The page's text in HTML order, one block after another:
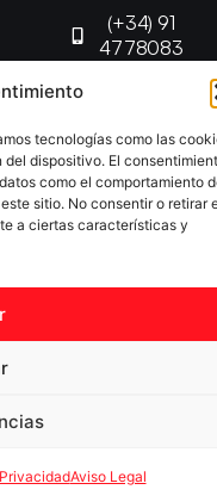
tecnologías como las
dispositivo. El
como el comportamiento
sitio. No consentir o retirar
a ciertas características y
Aviso Legal
(+34) 91
4778083
de Tenis de Mesa |